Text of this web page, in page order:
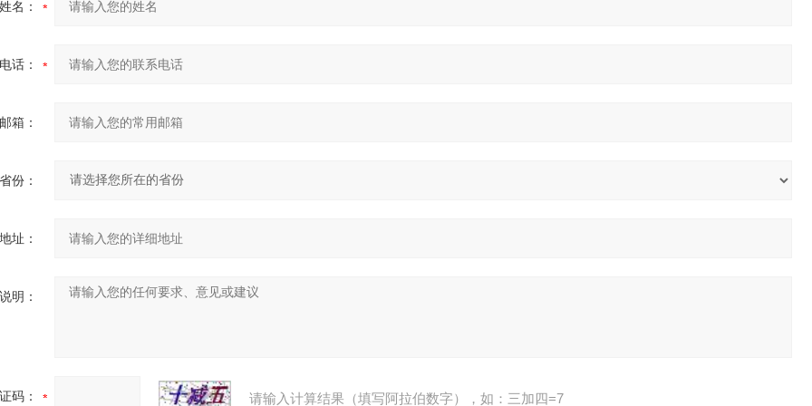
名：
话：
箱：
省份：
址：
明：
码： 请输入计算结果（填写阿拉伯数字），如：三加四=7